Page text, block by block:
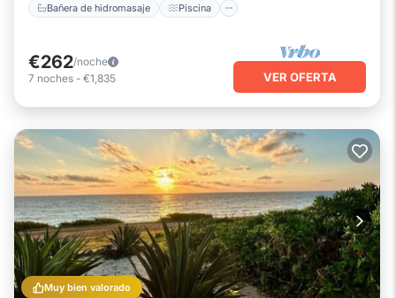
Bañera de hidromasaje Piscina
€262/noche
7 noches - €1,835 VER OFERTA
Muy bien valorado